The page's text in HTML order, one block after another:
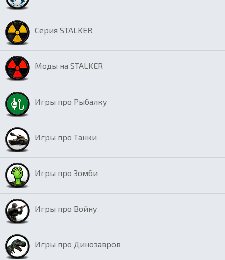
Серия STALKER
Моды на STALKER
Игры про Рыбалку
Игры про Танки
Игры про Зомби
Игры про Войну
Игры про Динозавров